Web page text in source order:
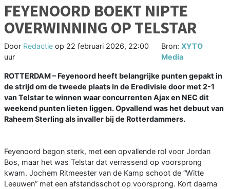
FEYENOORD BOEKT NIPTE
OVERWINNING OP TELSTAR
Door Redactie op 22 februari 2026, 22:00
uur
Bron: XYTO
Media
ROTTERDAM – Feyenoord heeft belangrijke punten gepakt in
de strijd om de tweede plaats in de Eredivisie door met 2-1
van Telstar te winnen waar concurrenten Ajax en NEC dit
weekend punten lieten liggen. Opvallend was het debuut van
Raheem Sterling als invaller bij de Rotterdammers.
Feyenoord begon sterk, met een opvallende rol voor Jordan
Bos, maar het was Telstar dat verrassend op voorsprong
kwam. Jochem Ritmeester van de Kamp schoot de “Witte
Leeuwen” met een afstandsschot op voorsprong. Kort daarna